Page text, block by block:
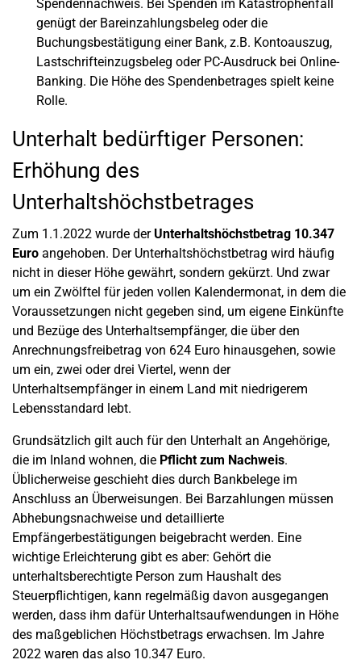
Spendennachweis. Bei Spenden im Katastrophenfall
genügt der Bareinzahlungsbeleg oder die
Buchungsbestätigung einer Bank, z.B. Kontoauszug,
Lastschrifteinzugsbeleg oder PC-Ausdruck bei Online-
Banking. Die Höhe des Spendenbetrages spielt keine
Rolle.
Unterhalt bedürftiger Personen:
Erhöhung des
Unterhaltshöchstbetrages
Zum 1.1.2022 wurde derUnterhaltshöchstbetrag 10.347
Euro angehoben. Der Unterhaltshöchstbetrag wird häufig
nicht in dieser Höhe gewährt, sondern gekürzt. Und zwar
um ein Zwölftel für jeden vollen Kalendermonat, in dem die
Voraussetzungen nicht gegeben sind, um eigene Einkünfte
und Bezüge des Unterhaltsempfänger, die über den
Anrechnungsfreibetrag von 624 Euro hinausgehen, sowie
um ein, zwei oder drei Viertel, wenn der
Unterhaltsempfänger in einem Land mit niedrigerem
Lebensstandard lebt.
Grundsätzlich gilt auch für den Unterhalt an Angehörige,
die im Inland wohnen, die Pflicht zum Nachweis.
Üblicherweise geschieht dies durch Bankbelege im
Anschluss an Überweisungen. Bei Barzahlungen müssen
Abhebungsnachweise und detaillierte
Empfängerbestätigungen beigebracht werden. Eine
wichtige Erleichterung gibt es aber: Gehört die
unterhaltsberechtigte Person zum Haushalt des
Steuerpflichtigen, kann regelmäßig davon ausgegangen
werden, dass ihm dafür Unterhaltsaufwendungen in Höhe
des maßgeblichen Höchstbetrags erwachsen. Im Jahre
2022 waren das also 10.347 Euro.